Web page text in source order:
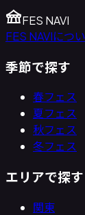
festivalFES NAVI
FES NAVIにつ
季節で探す
春フェス
夏フェス
秋フェス
冬フェス
エリアで探す
関東